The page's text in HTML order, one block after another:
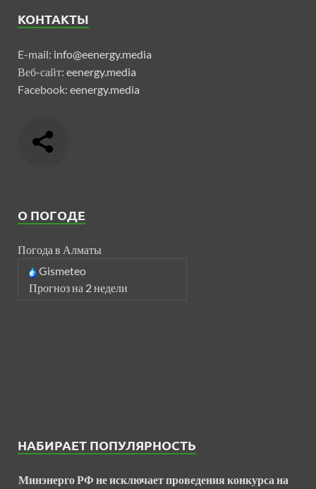
КОНТАКТЫ
E-mail: info@eenergy.media
Веб-сайт: eenergy.media
Facebook: eenergy.media
О ПОГОДЕ
Погода в Алматы
Gismeteo
Прогноз на 2 недели
НАБИРАЕТ ПОПУЛЯРНОСТЬ
Минэнерго РФ не исключает проведения конкурса на